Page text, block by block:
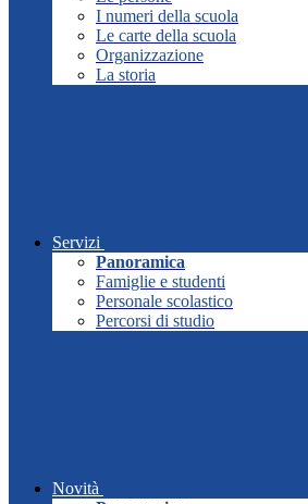
I numeri della scuola
Le carte della scuola
Organizzazione
La storia
Servizi
Panoramica
Famiglie e studenti
Personale scolastico
Percorsi di studio
Novità